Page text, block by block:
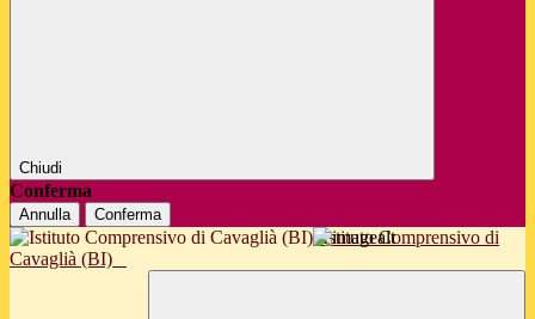
Chiudi
Conferma
Annulla Conferma
Istituto Comprensivo di
Cavaglià (BI)